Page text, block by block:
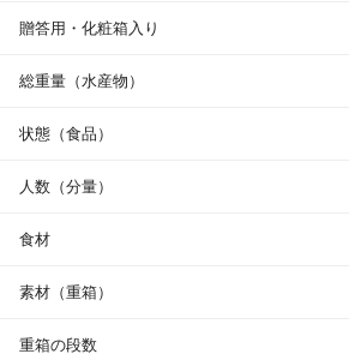
贈答用・化粧箱入り
総重量（水産物）
状態（食品）
人数（分量）
食材
素材（重箱）
重箱の段数